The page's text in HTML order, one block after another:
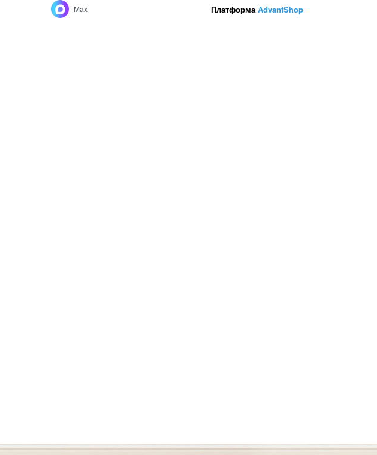
Max ПлатформаAdvantShop